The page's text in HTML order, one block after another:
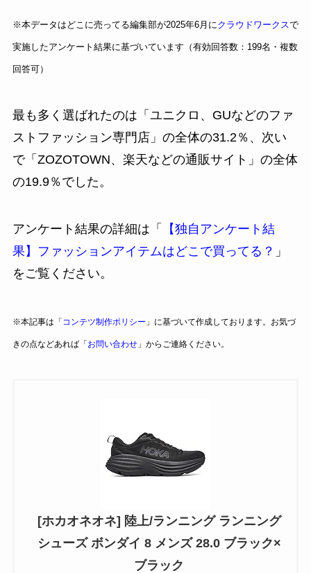
※本データはどこに売ってる編集部が2025年6月にクラウドワークスで
実施したアンケート結果に基づいています（有効回答数：199名・複数
回答可）
最も多く選ばれたのは「ユニクロ、GUなどのファ
ストファッション専門店」の全体の31.2％、次い
で「ZOZOTOWN、楽天などの通販サイト」の全体
の19.9％でした。
アンケート結果の詳細は「
【独自アンケート結
果】ファッションアイテムはどこで買ってる？ 」
をご覧ください。
※本記事は「 コンテツ制作ポリシー 」に基づいて作成しております。お気づ
きの点などあれば「 お問い合わせ」からご連絡ください。
[ホカオネオネ] 陸上/ランニング ランニング
シューズ ボンダイ 8 メンズ 28.0 ブラック×
ブラック